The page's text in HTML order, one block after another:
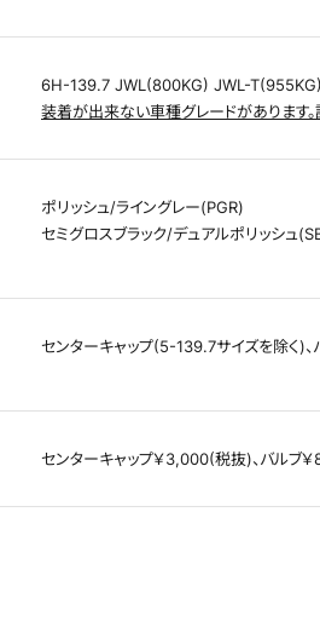
6H-139.7 JWL(800KG) JWL-
装着が出来ない車種グレードがあります。
ポリッシュ/ライングレー(PGR)
セミグロスブラック/デュアルポリッシュ
センターキャップ(5-139.7サイズを除く)、
センターキャップ￥3,000(税抜)、バルブ